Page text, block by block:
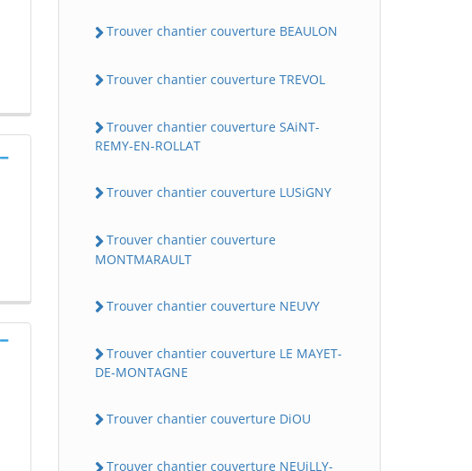
Trouver chantier couverture BEAULON
Trouver chantier couverture TREVOL
Trouver chantier couverture SAiNT-
REMY-EN-ROLLAT
Trouver chantier couverture LUSiGNY
Trouver chantier couverture
MONTMARAULT
Trouver chantier couverture NEUVY
Trouver chantier couverture LE MAYET-
DE-MONTAGNE
Trouver chantier couverture DiOU
Trouver chantier couverture NEUiLLY-